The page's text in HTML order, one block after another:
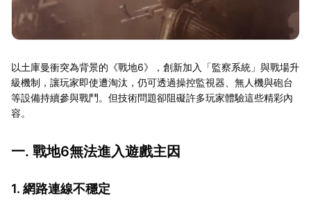
以土庫曼衝突為背景的《戰地6》，創新加入「監察系統」與戰場升
級機制，讓玩家即使遭淘汰，仍可透過操控監視器、無人機與砲台
等設備持續參與戰鬥。但技術問題卻阻礙許多玩家體驗這些精彩內
容。
一. 戰地6無法進入遊戲主因
1. 網路連線不穩定